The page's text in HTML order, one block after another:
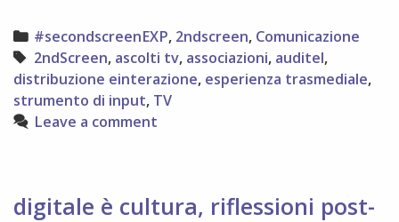
sulla
#2ndScreen
Categories
#secondscreenEXP, 2ndscreen, Comunicazione
Tags
2ndScreen, ascolti tv, associazioni, auditel,
distribuzione einterazione, esperienza trasmediale,
strumento di input, TV
Leave a comment
digitale è cultura, riflessioni post-